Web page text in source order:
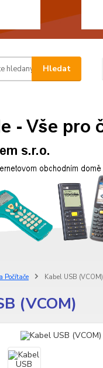
Hledat
Počítače Kabel USB (VCOM)
(VCOM)